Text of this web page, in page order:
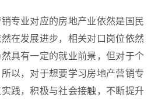
业对应的房地产业依然是国民
在发展进步，相关对口岗位依然
具有一定的就业前景，但对于个
以，对于想要学习房地产营销专
践，积极与社会接触，不断提升